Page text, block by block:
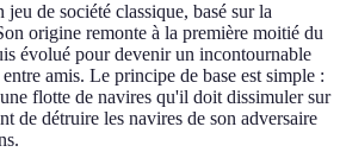
jeu de société classique, basé sur la
origine remonte à la première moitié du
évolué pour devenir un incontournable
amis. Le principe de base est simple :
flotte de navires qu'il doit dissimuler sur
de détruire les navires de son adversaire